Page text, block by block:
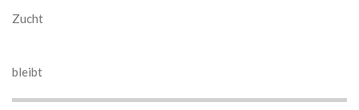
Zucht
bleibt